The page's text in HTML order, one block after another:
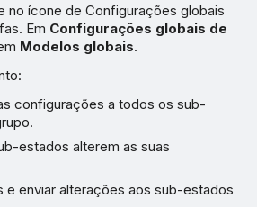
no ícone de Configurações globais
Em Configurações globais de
Modelos globais.
configurações a todos os sub-
estados alterem as suas
e enviar alterações aos sub-estados